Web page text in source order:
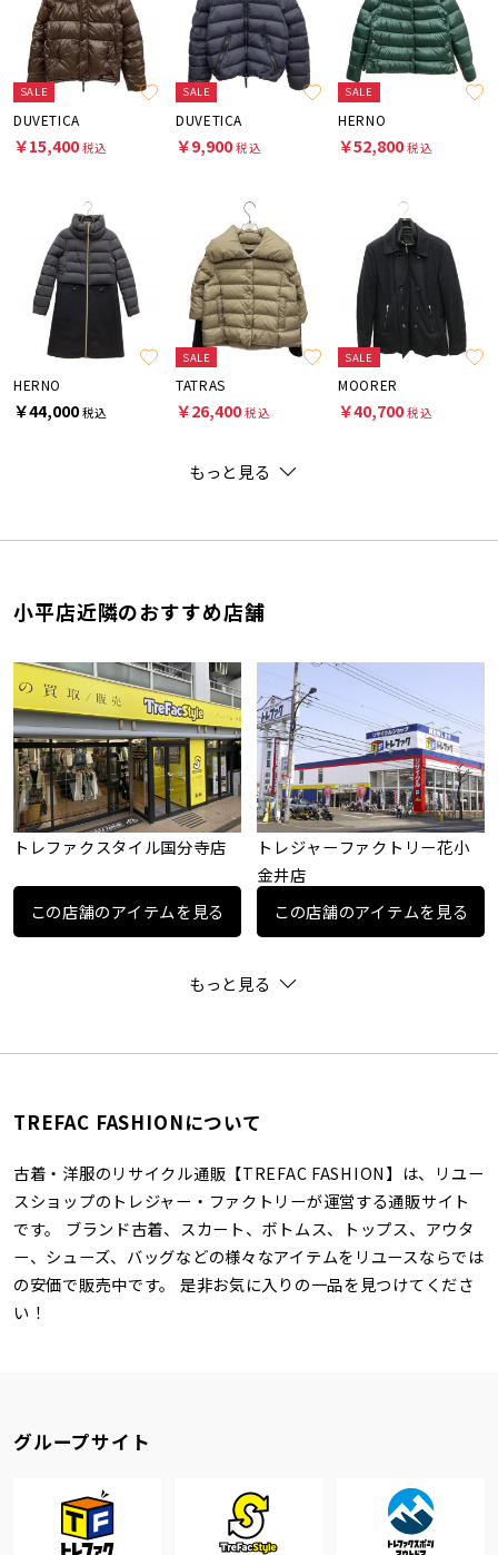
SALE
DUVETICA
￥15,400税込
SALE
DUVETICA
￥9,900税込
SALE
HERNO
￥52,800税込
HERNO
￥44,000税込
SALE
TATRAS
￥26,400税込
SALE
MOORER
￥40,700税込
もっと見る
小平店近隣のおすすめ店舗
トレファクスタイル国分寺店
この店舗のアイテムを見る
トレジャーファクトリー花小
金井店
この店舗のアイテムを見る
もっと見る
TREFAC FASHIONについて
古着・洋服のリサイクル通販【TREFAC FASHION】は、リユー
スショップのトレジャー・ファクトリーが運営する通販サイト
です。 ブランド古着、スカート、ボトムス、トップス、アウタ
ー、シューズ、バッグなどの様々なアイテムをリユースならでは
の安価で販売中です。 是非お気に入りの一品を見つけてくださ
い！
グループサイト